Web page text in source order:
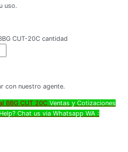
uso.
CUT-20C cantidad
con nuestro agente.
Ventas y Cotizaciones
Chat us via Whatsapp WA :